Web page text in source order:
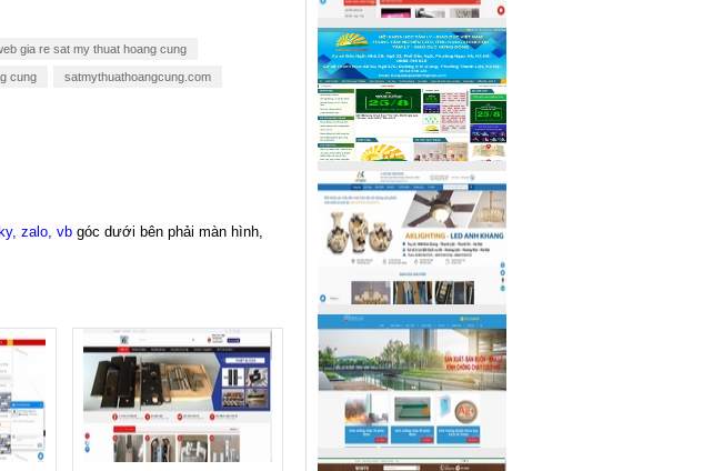
gia re sat my thuat hoang cung
cung satmythuathoangcung.com
zalo, vb góc dưới bên phải màn hình,